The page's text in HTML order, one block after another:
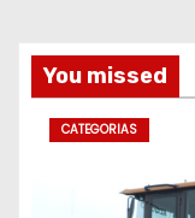
You missed
CATEGORIAS